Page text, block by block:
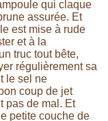
qui claque
assurée. Et
est mise à rude
et à la
truc tout bête,
régulièrement sa
le sel ne
coup de jet
pas de mal. Et
petite couche de